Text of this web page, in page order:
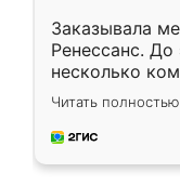
Заказывала
Ренессанс. До
несколько
эту. Сначала
приехал
и снял
Читать полностью